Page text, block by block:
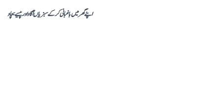
اپنے گھر میں باغبانی کر کے سبزیاں اُگاو اور پیسے بچاو